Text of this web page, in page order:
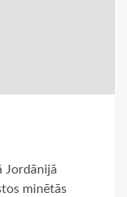
Jordānijā
minētās